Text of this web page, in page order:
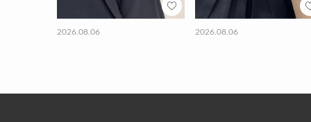
2026.08.06 2026.08.06